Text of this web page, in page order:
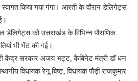
किया गया गंगा। आरती के दौरान डेलिगेट्स
डेलिगेट्स को उत्तराखंड के विभिन्न पौराणिक
भी भेंट की गई।
केंद्र सरकार अजय भट्ट, कैबिनेट मंत्री डॉ धन
विधायक रेनू बिष्ट, विधायक पौड़ी राजकुमार